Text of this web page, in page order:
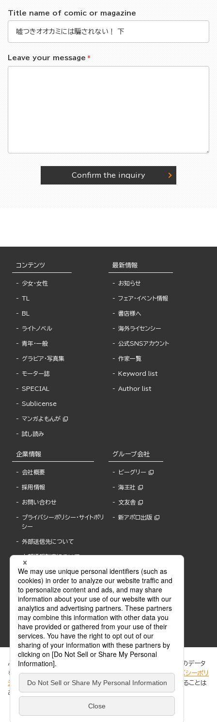
Title name of comic or magazine
Leave your message
Confirm the inquiry
コンテンツ
少女・女性
TL
BL
ライトノベル
青年・一般
グラビア・写真集
モーター誌
SPECIAL
Sublicense
マンガよもんが
試し読み
最新情報
お知らせ
フェア・イベント情報
書店様へ
海外ライセンシー
公式SNSアカウント
作家一覧
Keyword list
Author list
企業情報
会社概要
採用情報
お問い合わせ
プライバシーポリシー・サイトポリ
シー
外部送信先について
内部通報制度について
グループ会社
ビーグリー
海王社
文友舎
新アポロ出版
ABJマークは、この電子書店・電子書籍配信サービスが、著作権者からコンテンツ使用許諾を
得た正規版配信サービスであることを示す登録商標(登録番号 第6091713号)です。
ABJマークの詳細、ABJマークを掲示しているサービスの一覧はこちら。
ぶんか社が運営するサイトでは、利便性向上のためにCookie等のデータ
を使用しています。 当社のCookieについての詳細は、「プライバシーポリ
シー
」をご覧ください。当サイトでは、訪問者の個人情報を追跡することは
ありません。